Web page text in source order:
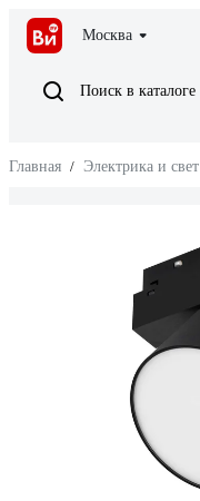
Москва
Поиск в каталоге
Главная / Электрика и свет